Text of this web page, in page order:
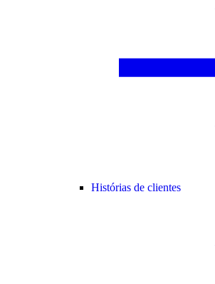
Histórias de clientes